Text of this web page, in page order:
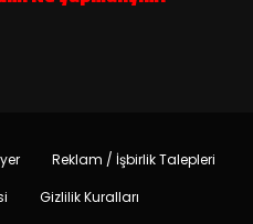
Reklam / İşbirlik Talepleri
Gizlilik Kuralları